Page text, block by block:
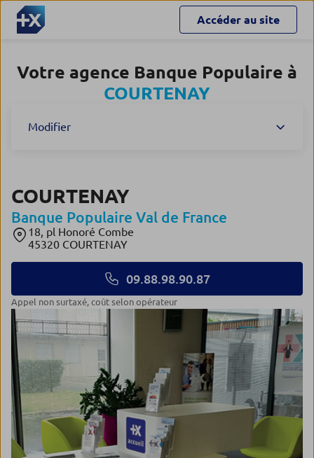
Accéder au site
Votre agence Banque Populaire à
COURTENAY
Modifier
COURTENAY
Banque Populaire Val de France
18, pl Honoré Combe
45320 COURTENAY
09.88.98.90.87
appel non surtaxé, coût selon opérateur